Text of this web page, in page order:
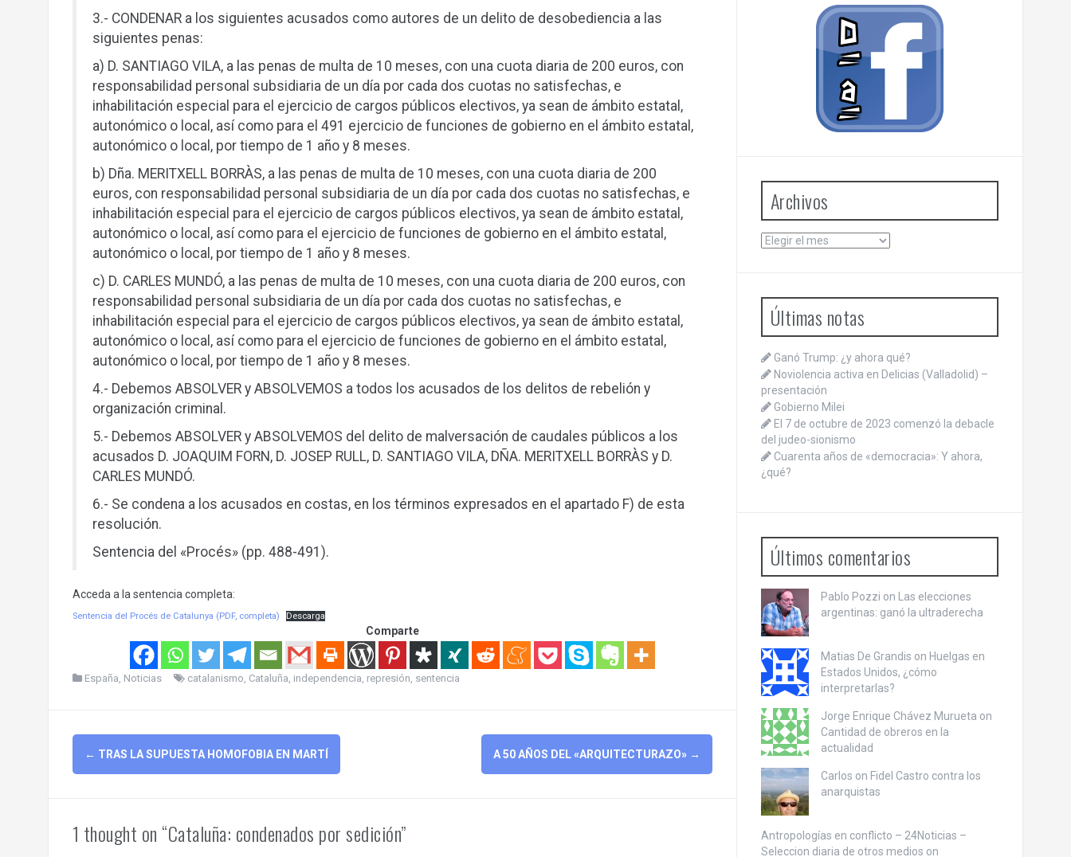
3.- CONDENAR a los siguientes acusados como autores de un delito de desobediencia a las
siguientes penas:
a) D. SANTIAGO VILA, a las penas de multa de 10 meses, con una cuota diaria de 200 euros, con
responsabilidad personal subsidiaria de un día por cada dos cuotas no satisfechas, e
inhabilitación especial para el ejercicio de cargos públicos electivos, ya sean de ámbito estatal,
autonómico o local, así como para el 491 ejercicio de funciones de gobierno en el ámbito estatal,
autonómico o local, por tiempo de 1 año y 8 meses.
b) Dña. MERITXELL BORRÀS, a las penas de multa de 10 meses, con una cuota diaria de 200
euros, con responsabilidad personal subsidiaria de un día por cada dos cuotas no satisfechas, e
inhabilitación especial para el ejercicio de cargos públicos electivos, ya sean de ámbito estatal,
autonómico o local, así como para el ejercicio de funciones de gobierno en el ámbito estatal,
autonómico o local, por tiempo de 1 año y 8 meses.
c) D. CARLES MUNDÓ, a las penas de multa de 10 meses, con una cuota diaria de 200 euros, con
responsabilidad personal subsidiaria de un día por cada dos cuotas no satisfechas, e
inhabilitación especial para el ejercicio de cargos públicos electivos, ya sean de ámbito estatal,
autonómico o local, así como para el ejercicio de funciones de gobierno en el ámbito estatal,
autonómico o local, por tiempo de 1 año y 8 meses.
4.- Debemos ABSOLVER y ABSOLVEMOS a todos los acusados de los delitos de rebelión y
organización criminal.
5.- Debemos ABSOLVER y ABSOLVEMOS del delito de malversación de caudales públicos a los
acusados D. JOAQUIM FORN, D. JOSEP RULL, D. SANTIAGO VILA, DÑA. MERITXELL BORRÀS y D.
CARLES MUNDÓ.
6.- Se condena a los acusados en costas, en los términos expresados en el apartado F) de esta
resolución.
Sentencia del «Procés» (pp. 488-491).
Acceda a la sentencia completa:
Sentencia del Procés de Catalunya (PDF, completa) Descarga
Comparte
España, Noticias catalanismo, Cataluña, independencia, represión, sentencia
Post
navigation
← TRAS LA SUPUESTA HOMOFOBIA EN MARTÍ A 50 AÑOS DEL «ARQUITECTURAZO» →
1 thought on “Cataluña: condenados por sedición”
Archivos
Archivos
Últimas notas
Ganó Trump: ¿y ahora qué?
Noviolencia activa en Delicias (Valladolid) –
presentación
Gobierno Milei
El 7 de octubre de 2023 comenzó la debacle
del judeo-sionismo
Cuarenta años de «democracia»: Y ahora,
¿qué?
Últimos comentarios
Pablo Pozzi on Las elecciones
argentinas: ganó la ultraderecha
Matias De Grandis on Huelgas en
Estados Unidos, ¿cómo
interpretarlas?
Jorge Enrique Chávez Murueta on
Cantidad de obreros en la
actualidad
Carlos on Fidel Castro contra los
anarquistas
Antropologías en conflicto – 24Noticias –
Seleccion diaria de otros medios on